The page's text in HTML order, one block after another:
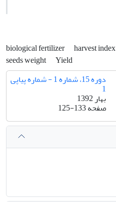
biological fertilizer harvest index
seeds weight Yield
دوره 15، شماره 1 - شماره پیاپی
1
بهار 1392
صفحه125-133